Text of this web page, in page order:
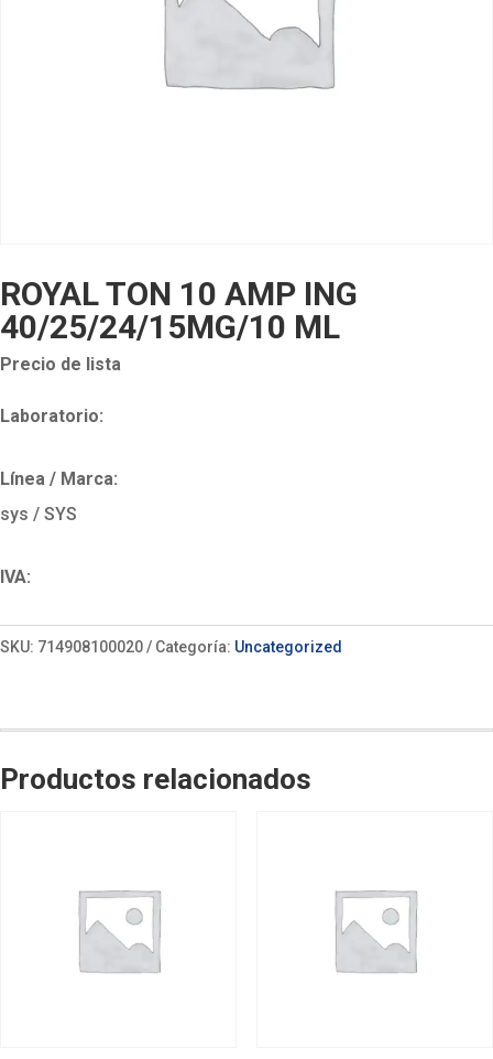
ROYAL TON 10 AMP ING
40/25/24/15MG/10 ML
Precio de lista
Laboratorio:
Línea / Marca:
sys / SYS
IVA:
SKU: 714908100020 Categoría: Uncategorized
Productos relacionados